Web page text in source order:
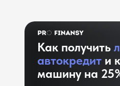
Как получить
автокредит и
машину на